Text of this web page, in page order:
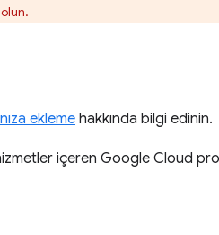
ekleme hakkında bilgi edinin.
içeren Google Cloud